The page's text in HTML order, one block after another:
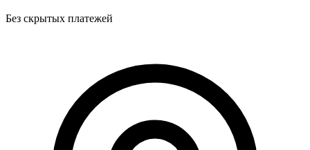
Без скрытых платежей